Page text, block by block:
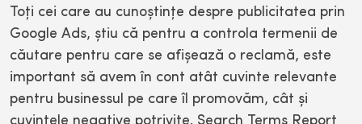
Toţi cei care au cunoştinţe despre publicitatea prin
Google Ads, ştiu că pentru a controla termenii de
căutare pentru care se afişează o reclamă, este
important să avem în cont atât cuvinte relevante
pentru businessul pe care îl promovăm, cât şi